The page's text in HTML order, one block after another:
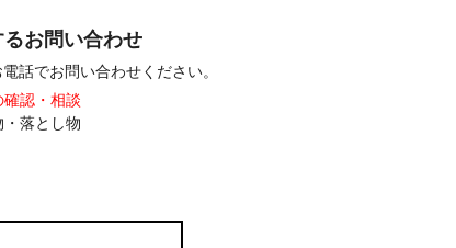
お問い合わせ
話でお問い合わせください。
認・相談
落とし物